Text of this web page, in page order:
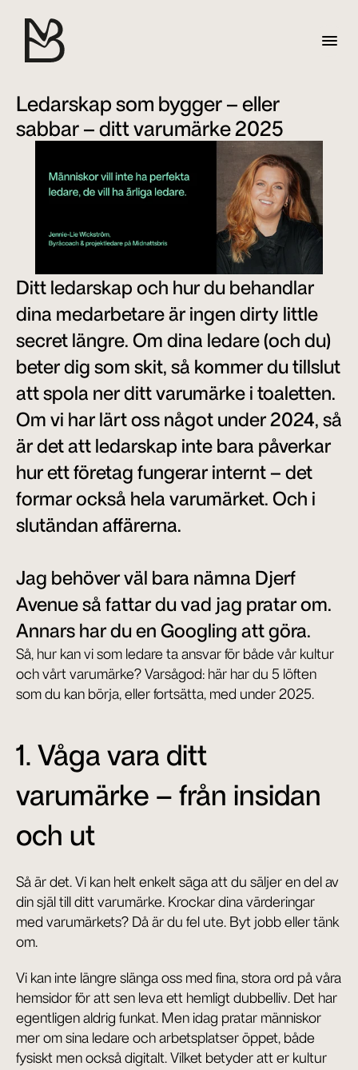
Ledarskap som bygger – eller
sabbar – ditt varumärke 2025
Ditt ledarskap och hur du behandlar
dina medarbetare är ingen dirty little
secret längre. Om dina ledare (och du)
beter dig som skit, så kommer du tillslut
att spola ner ditt varumärke i toaletten.
Om vi har lärt oss något under 2024, så
är det att ledarskap inte bara påverkar
hur ett företag fungerar internt – det
formar också hela varumärket. Och i
slutändan affärerna.
Jag behöver väl bara nämna Djerf
Avenue så fattar du vad jag pratar om.
Annars har du en Googling att göra.
Så, hur kan vi som ledare ta ansvar för både vår kultur
och vårt varumärke? Varsågod: här har du 5 löften
som du kan börja, eller fortsätta, med under 2025.
1. Våga vara ditt
varumärke – från insidan
och ut
Så är det. Vi kan helt enkelt säga att du säljer en del av
din själ till ditt varumärke. Krockar dina värderingar
med varumärkets? Då är du fel ute. Byt jobb eller tänk
om.
Vi kan inte längre slänga oss med fina, stora ord på våra
hemsidor för att sen leva ett hemligt dubbelliv. Det har
egentligen aldrig funkat. Men idag pratar människor
mer om sina ledare och arbetsplatser öppet, både
fysiskt men också digitalt. Vilket betyder att er kultur